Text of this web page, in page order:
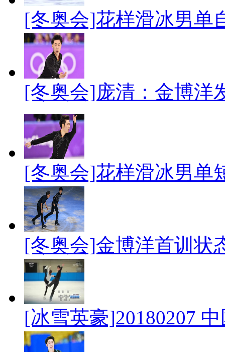
[冬奥会]花样滑冰男单
[冬奥会]庞清：金博洋
[冬奥会]花样滑冰男单
[冬奥会]金博洋首训状
[冰雪英豪]20180207